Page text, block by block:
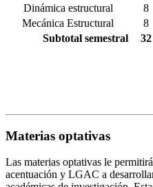
Dinámica estructural
8
Mecánica Estructural
8
Subtotal semestral
32
Materias optativas
Las materias optativas le
acentuación y LGAC a